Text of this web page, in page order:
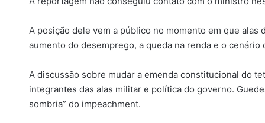
A posição dele vem a público no momento em que
aumento do desemprego, a queda na renda e o cenário
A discussão sobre mudar a emenda constitucional do
integrantes das alas militar e política do governo.
sombria” do impeachment.